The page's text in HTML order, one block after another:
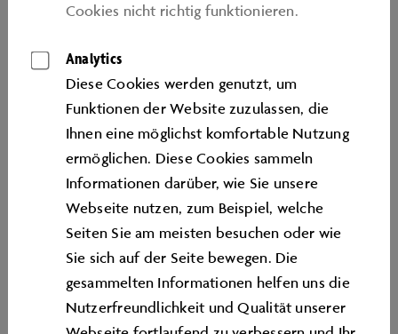
eines Tages.
Weitere Informationen
- Gesamtpreis pro Schülerin und Schüler (inkl. Eintritt)
bei mindestens 150 Teilnehmenden: 14 Euro
- Vorerst nur für Schülerinnen und Schüler ab der 5.
Kontaktieren Sie uns bei Fragen oder Wünschen gerne
telefonisch oder per E-Mail. Sie erreichen uns von
Montag bis Freitag in der Zeit von 09.00 bis 15.00 Uhr.
Tel. 05361 40 47 40 oder
E-Mail:bildung@autostadt.de
Cookies nicht richtig funktionieren.
Analytics
Diese Cookies werden genutzt, um
Funktionen der Website zuzulassen, die
Ihnen eine möglichst komfortable Nutzung
ermöglichen. Diese Cookies sammeln
Informationen darüber, wie Sie unsere
Webseite nutzen, zum Beispiel, welche
Seiten Sie am meisten besuchen oder wie
Sie sich auf der Seite bewegen. Die
gesammelten Informationen helfen uns die
Nutzerfreundlichkeit und Qualität unserer